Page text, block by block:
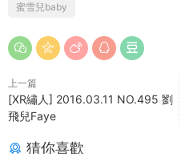
蜜雪兒baby
上一篇
[XR繡人] 2016.03.11 NO.495 劉
飛兒Faye
猜你喜歡